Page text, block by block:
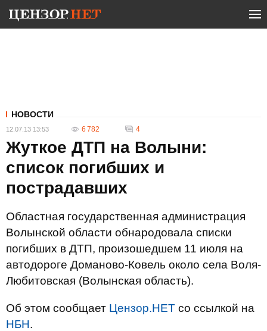
НОВОСТИ
12.07.13 13:53 6 782 4
Жуткое ДТП на Волыни:
список погибших и
пострадавших
Областная государственная администрация
Волынской области обнародовала списки
погибших в ДТП, произошедшем 11 июля на
автодороге Доманово-Ковель около села Воля-
Любитовская (Волынская область).
Об этом сообщает Цензор.НЕТ со ссылкой на
НБН.